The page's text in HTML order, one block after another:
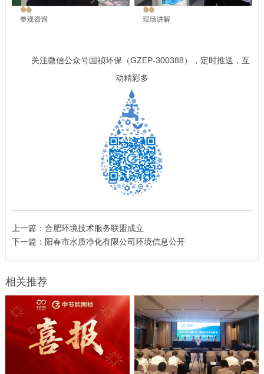
关注微信公众号国祯环保（GZEP-300388），定时推送，互
动精彩多
上一篇： 合肥环境技术服务联盟成立
下一篇： 阳春市水质净化有限公司环境信息公开
相关推荐